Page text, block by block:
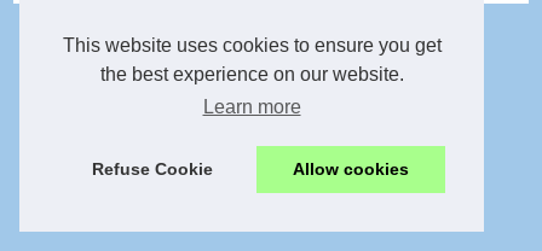
This website uses cookies to ensure you get
the best experience on our website.
Learn more
Refuse Cookie Allow cookies